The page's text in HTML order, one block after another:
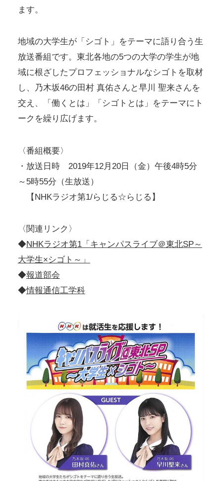
ます。
地域の大学生が「シゴト」をテーマに語り合う生
放送番組です。東北各地の5つの大学の学生が地
域に根ざしたプロフェッショナルなシゴトを取材
し、乃木坂46の田村 真佑さんと早川 聖来さんを
交え、「働くとは」「シゴトとは」をテーマにト
ークを繰り広げます。
〈番組概要〉
・放送日時 2019年12月20日（金）午後4時5分
～5時55分（生放送）
【NHKラジオ第1/らじる☆らじる】
〈関連リンク〉
◆NHKラジオ第1「キャンパスライブ＠東北SP～
大学生×シゴト～」
◆報道部会
◆情報通信工学科